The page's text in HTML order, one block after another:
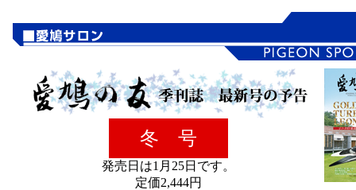
冬 号
発売日は1月25日です。
定価2,444円